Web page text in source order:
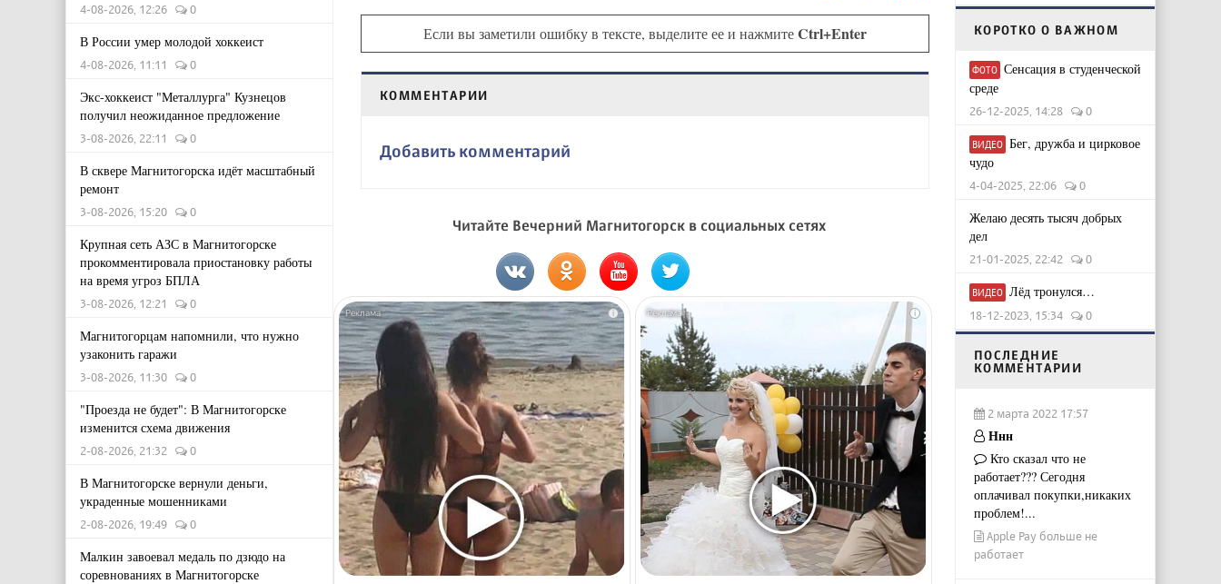
4-08-2026, 12:26 0
В России умер молодой хоккеист
4-08-2026, 11:11 0
Экс-хоккеист "Металлурга" Кузнецов
получил неожиданное предложение
3-08-2026, 22:11 0
В сквере Магнитогорска идёт масштабный
ремонт
3-08-2026, 15:20 0
Крупная сеть АЗС в Магнитогорске
прокомментировала приостановку работы
на время угроз БПЛА
3-08-2026, 12:21 0
Магнитогорцам напомнили, что нужно
узаконить гаражи
3-08-2026, 11:30 0
"Проезда не будет": В Магнитогорске
изменится схема движения
2-08-2026, 21:32 0
В Магнитогорске вернули деньги,
украденные мошенниками
2-08-2026, 19:49 0
Малкин завоевал медаль по дзюдо на
соревнованиях в Магнитогорске
Если вы заметили ошибку в тексте, выделите ее и нажмитеCtrl+Enter
КОММЕНТАРИИ
Добавить комментарий
Читайте Вечерний Магнитогорск в социальных сетях
i i
КОРОТКО О ВАЖНОМ
ФОТО Сенсация в студенческой
среде
26-12-2025, 14:28 0
ВИДЕО Бег, дружба и цирковое
чудо
4-04-2025, 22:06 0
Желаю десять тысяч добрых
дел
21-01-2025, 22:42 0
ВИДЕО Лёд тронулся…
18-12-2023, 15:34 0
ПОСЛЕДНИЕ
КОММЕНТАРИИ
2 марта 2022 17:57
Ннн
Кто сказал что не
работает??? Сегодня
оплачивал покупки,никаких
проблем!...
Apple Pay больше не
работает